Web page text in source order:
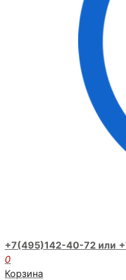
+7(495)142-40-72 или
0
Корзина